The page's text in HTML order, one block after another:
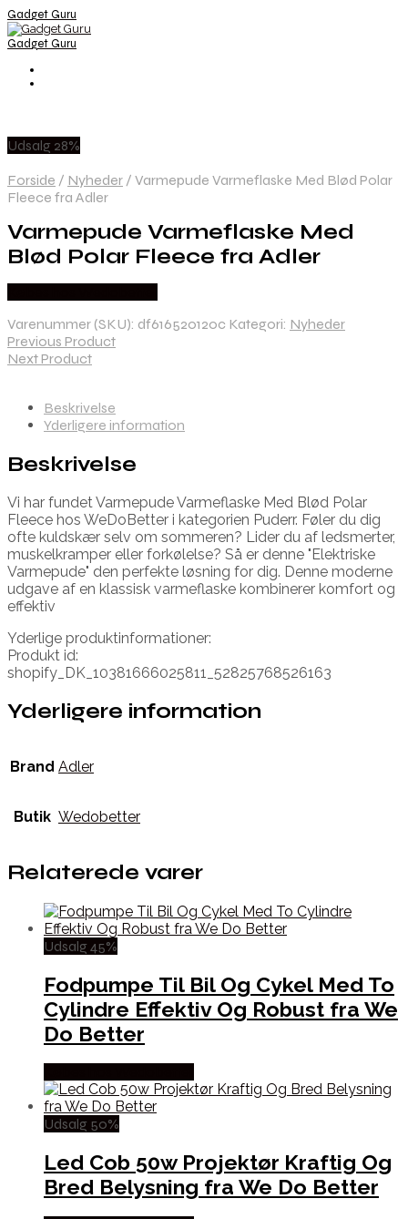
Gadget Guru
Gadget Guru
Udsalg 28%
Forside / Nyheder / Varmepude Varmeflaske Med Blød Polar
Fleece fra Adler
Varmepude Varmeflaske Med
Blød Polar Fleece fra Adler
Varenummer (SKU): df616520120c Kategori: Nyheder
Previous Product
Next Product
Beskrivelse
Yderligere information
Beskrivelse
Vi har fundet Varmepude Varmeflaske Med Blød Polar
Fleece hos WeDoBetter i kategorien Puderr. Føler du dig
ofte kuldskær selv om sommeren? Lider du af ledsmerter,
muskelkramper eller forkølelse? Så er denne "Elektriske
Varmepude" den perfekte løsning for dig. Denne moderne
udgave af en klassisk varmeflaske kombinerer komfort og
effektiv
Yderlige produktinformationer:
Produkt id:
shopify_DK_10381666025811_52825768526163
Yderligere information
Brand Adler
Butik Wedobetter
Relaterede varer
Udsalg 45%
Fodpumpe Til Bil Og Cykel Med To
Cylindre Effektiv Og Robust fra We
Do Better
Udsalg 50%
Led Cob 50w Projektør Kraftig Og
Bred Belysning fra We Do Better